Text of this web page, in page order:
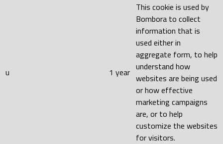
u 1 year
This cookie is used by
Bombora to collect
information that is
used either in
aggregate form, to help
understand how
websites are being used
or how effective
marketing campaigns
are, or to help
customize the websites
for visitors.